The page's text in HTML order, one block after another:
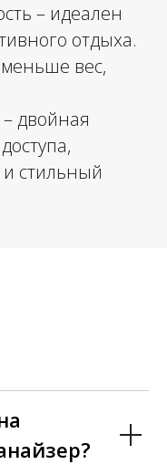
– идеален
отдыха.
вес,
двойная
стильный